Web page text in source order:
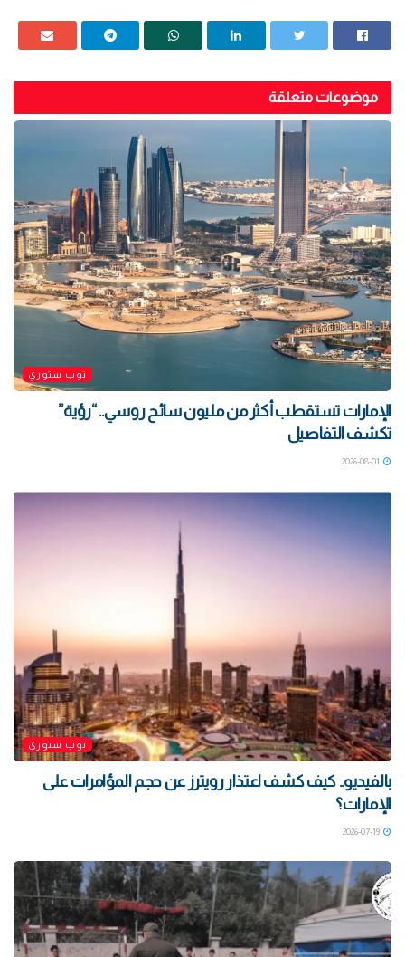
موضوعات متعلقة
توب ستوري
الإمارات تستقطب أكثر من مليون سائح روسي.. “رؤية”
تكشف التفاصيل
توب ستوري
بالفيديو.. كيف كشف اعتذار رويترز عن حجم المؤامرات على
الإمارات؟